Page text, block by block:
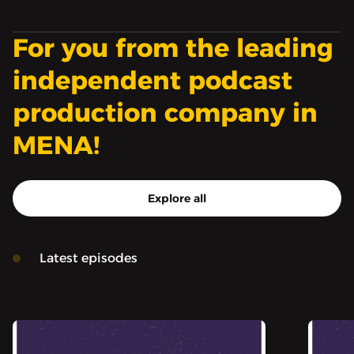
For you from the leading
independent podcast
production company in
MENA!
Explore all
Latest episodes